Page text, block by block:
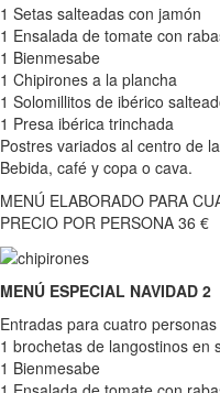
1 Setas salteadas con jamón
1 Ensalada de tomate con
1 Bienmesabe
1 Chipirones a la plancha
1 Solomillitos de ibérico
1 Presa ibérica trinchada
Postres variados al centro de
Bebida, café y copa o cava.
MENÚ ELABORADO PARA
PRECIO POR PERSONA 36 €
MENÚ ESPECIAL NAVIDAD 2
Entradas para cuatro personas
1 brochetas de langostinos en
1 Bienmesabe